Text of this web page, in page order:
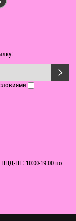
ПТ: 10:00-19:00 по